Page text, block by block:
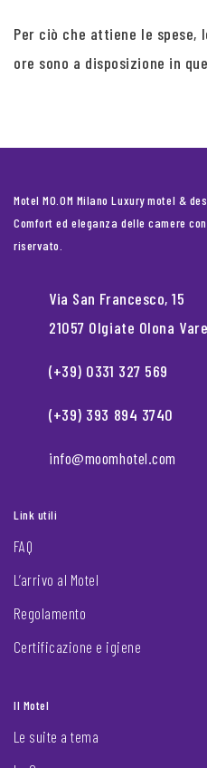
Per ciò che attiene le
ore sono a disposizione in
Motel MO.OM Milano Luxury motel &
Comfort ed eleganza delle camere
riservato.
Via San Francesco, 15
21057 Olgiate Olona
(+39) 0331 327 569
(+39) 393 894 3740
info@moomhotel.com
Link utili
FAQ
L’arrivo al Motel
Regolamento
Certificazione e igiene
Il Motel
Le suite a tema